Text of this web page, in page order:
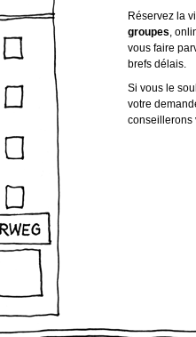
Réservez la
groupes,
vous faire
brefs délais.
Si vous le
votre
conseillerons